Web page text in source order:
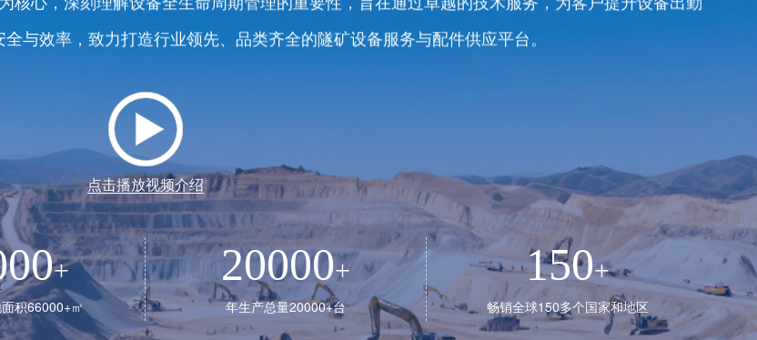
与效率，致力打造行业领先、品类齐全的隧矿设备服务与配件供应平台。
点击播放视频介绍
+
积66000+㎡
20000+
年生产总量20000+台
150+
畅销全球150多个国家和地区